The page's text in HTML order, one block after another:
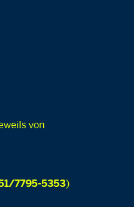
von
7795-5353)